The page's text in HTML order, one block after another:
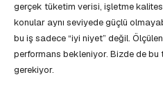
gerçek tüketim verisi, işletme
konular aynı seviyede güçlü
bu iş sadece “iyi niyet” değil.
performans bekleniyor. Bizde de bu
gerekiyor.